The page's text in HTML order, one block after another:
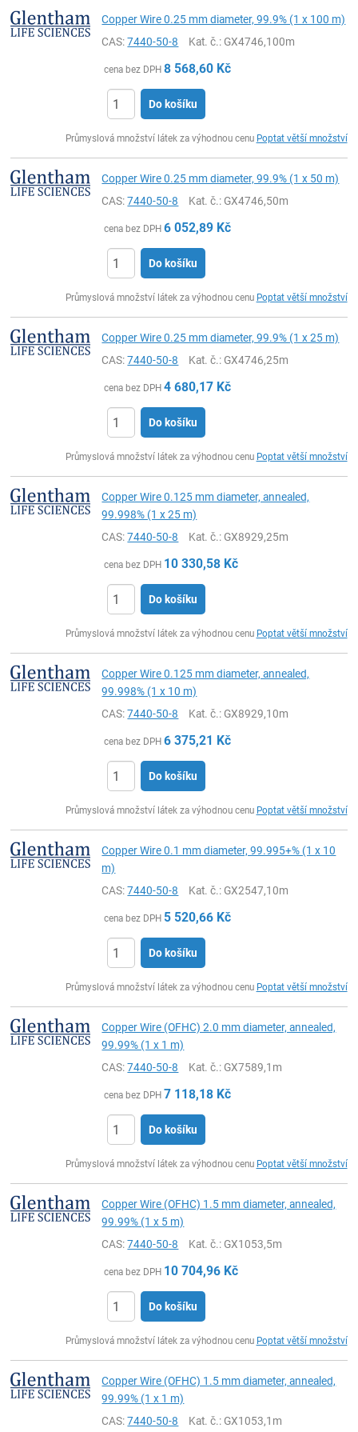
Copper Wire 0.25 mm diameter, 99.9% (1 x 100 m)
CAS:7440-50-8 Kat. č.: GX4746,100m
cena bez DPH 8 568,60 Kč
Do košíku
Průmyslová množství látek za výhodnou cenu Poptat větší množství
Copper Wire 0.25 mm diameter, 99.9% (1 x 50 m)
CAS:7440-50-8 Kat. č.: GX4746,50m
cena bez DPH 6 052,89 Kč
Do košíku
Průmyslová množství látek za výhodnou cenu Poptat větší množství
Copper Wire 0.25 mm diameter, 99.9% (1 x 25 m)
CAS:7440-50-8 Kat. č.: GX4746,25m
cena bez DPH 4 680,17 Kč
Do košíku
Průmyslová množství látek za výhodnou cenu Poptat větší množství
Copper Wire 0.125 mm diameter, annealed,
99.998% (1 x 25 m)
CAS:7440-50-8 Kat. č.: GX8929,25m
cena bez DPH 10 330,58 Kč
Do košíku
Průmyslová množství látek za výhodnou cenu Poptat větší množství
Copper Wire 0.125 mm diameter, annealed,
99.998% (1 x 10 m)
CAS:7440-50-8 Kat. č.: GX8929,10m
cena bez DPH 6 375,21 Kč
Do košíku
Průmyslová množství látek za výhodnou cenu Poptat větší množství
Copper Wire 0.1 mm diameter, 99.995+% (1 x 10
m)
CAS:7440-50-8 Kat. č.: GX2547,10m
cena bez DPH 5 520,66 Kč
Do košíku
Průmyslová množství látek za výhodnou cenu Poptat větší množství
Copper Wire (OFHC) 2.0 mm diameter, annealed,
99.99% (1 x 1 m)
CAS:7440-50-8 Kat. č.: GX7589,1m
cena bez DPH 7 118,18 Kč
Do košíku
Průmyslová množství látek za výhodnou cenu Poptat větší množství
Copper Wire (OFHC) 1.5 mm diameter, annealed,
99.99% (1 x 5 m)
CAS:7440-50-8 Kat. č.: GX1053,5m
cena bez DPH 10 704,96 Kč
Do košíku
Průmyslová množství látek za výhodnou cenu Poptat větší množství
Copper Wire (OFHC) 1.5 mm diameter, annealed,
99.99% (1 x 1 m)
CAS:7440-50-8 Kat. č.: GX1053,1m